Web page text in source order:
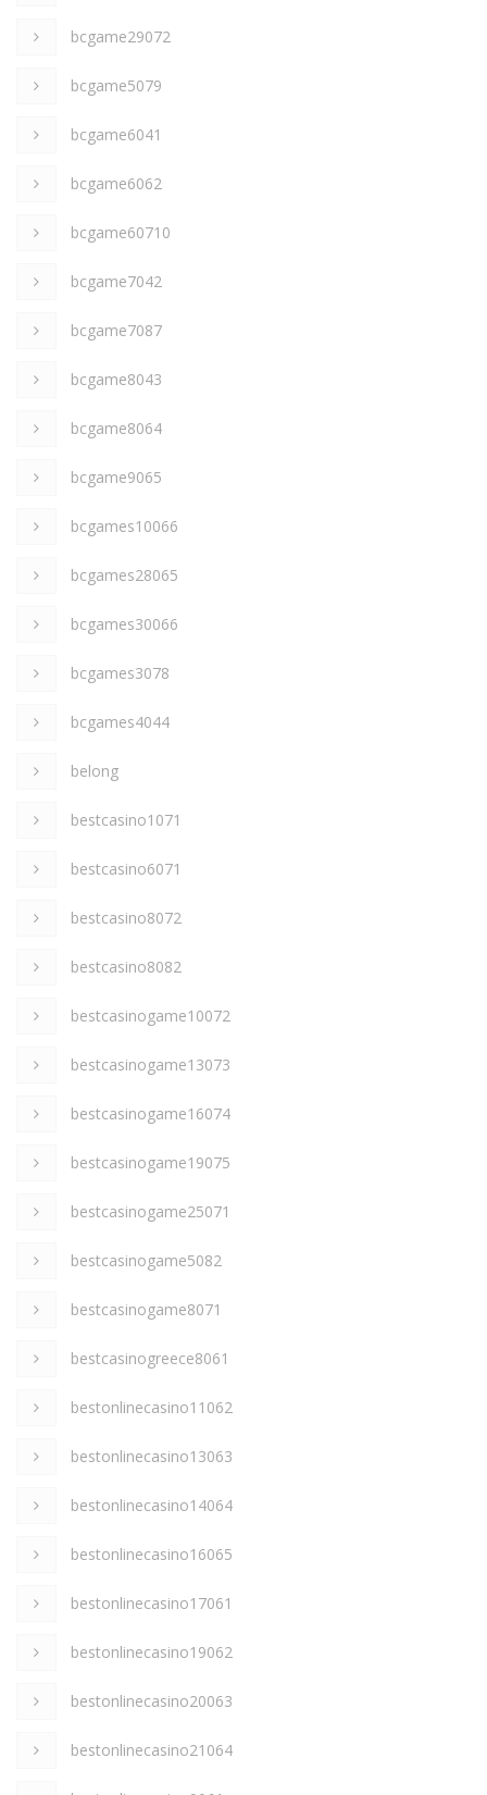
bcgame29072
bcgame5079
bcgame6041
bcgame6062
bcgame60710
bcgame7042
bcgame7087
bcgame8043
bcgame8064
bcgame9065
bcgames10066
bcgames28065
bcgames30066
bcgames3078
bcgames4044
belong
bestcasino1071
bestcasino6071
bestcasino8072
bestcasino8082
bestcasinogame10072
bestcasinogame13073
bestcasinogame16074
bestcasinogame19075
bestcasinogame25071
bestcasinogame5082
bestcasinogame8071
bestcasinogreece8061
bestonlinecasino11062
bestonlinecasino13063
bestonlinecasino14064
bestonlinecasino16065
bestonlinecasino17061
bestonlinecasino19062
bestonlinecasino20063
bestonlinecasino21064